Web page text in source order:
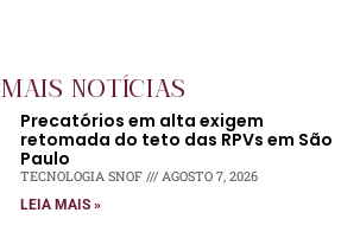
MAIS NOTÍCIAS
Precatórios em alta exigem
retomada do teto das RPVs em São
Paulo
TECNOLOGIA SNOF AGOSTO 7, 2026
LEIA MAIS »